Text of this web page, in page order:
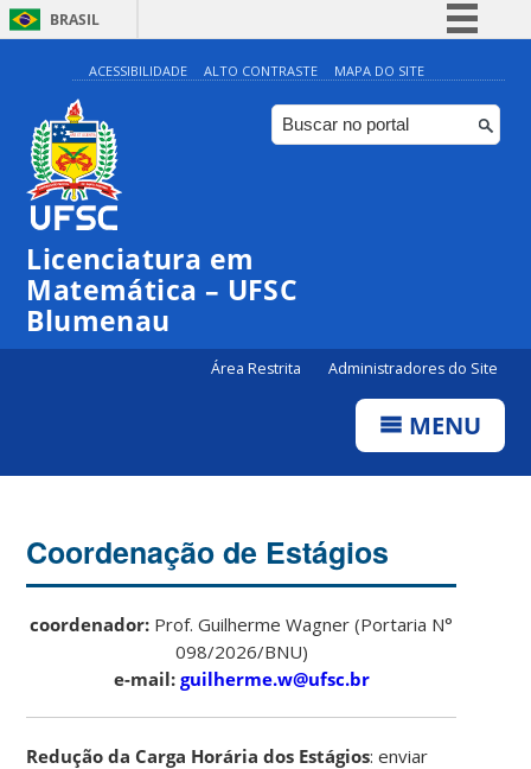
BRASIL
Simplifique!
Comunica BR
Participe
ACESSIBILIDADE ALTO CONTRASTE MAPA DO SITE
Licenciatura em
Matemática – UFSC
Blumenau
Área Restrita Administradores do Site
MENU
Coordenação de Estágios
coordenador: Prof. Guilherme Wagner (Portaria N°
098/2026/BNU)
e-mail: guilherme.w@ufsc.br
Redução da Carga Horária dos Estágios: enviar